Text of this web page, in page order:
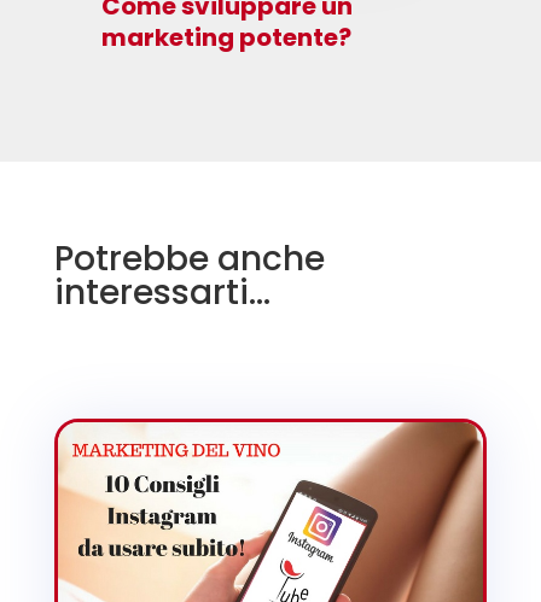
marketing potente?
Potrebbe anche
interessarti…